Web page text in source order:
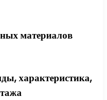
материалов
характеристика,